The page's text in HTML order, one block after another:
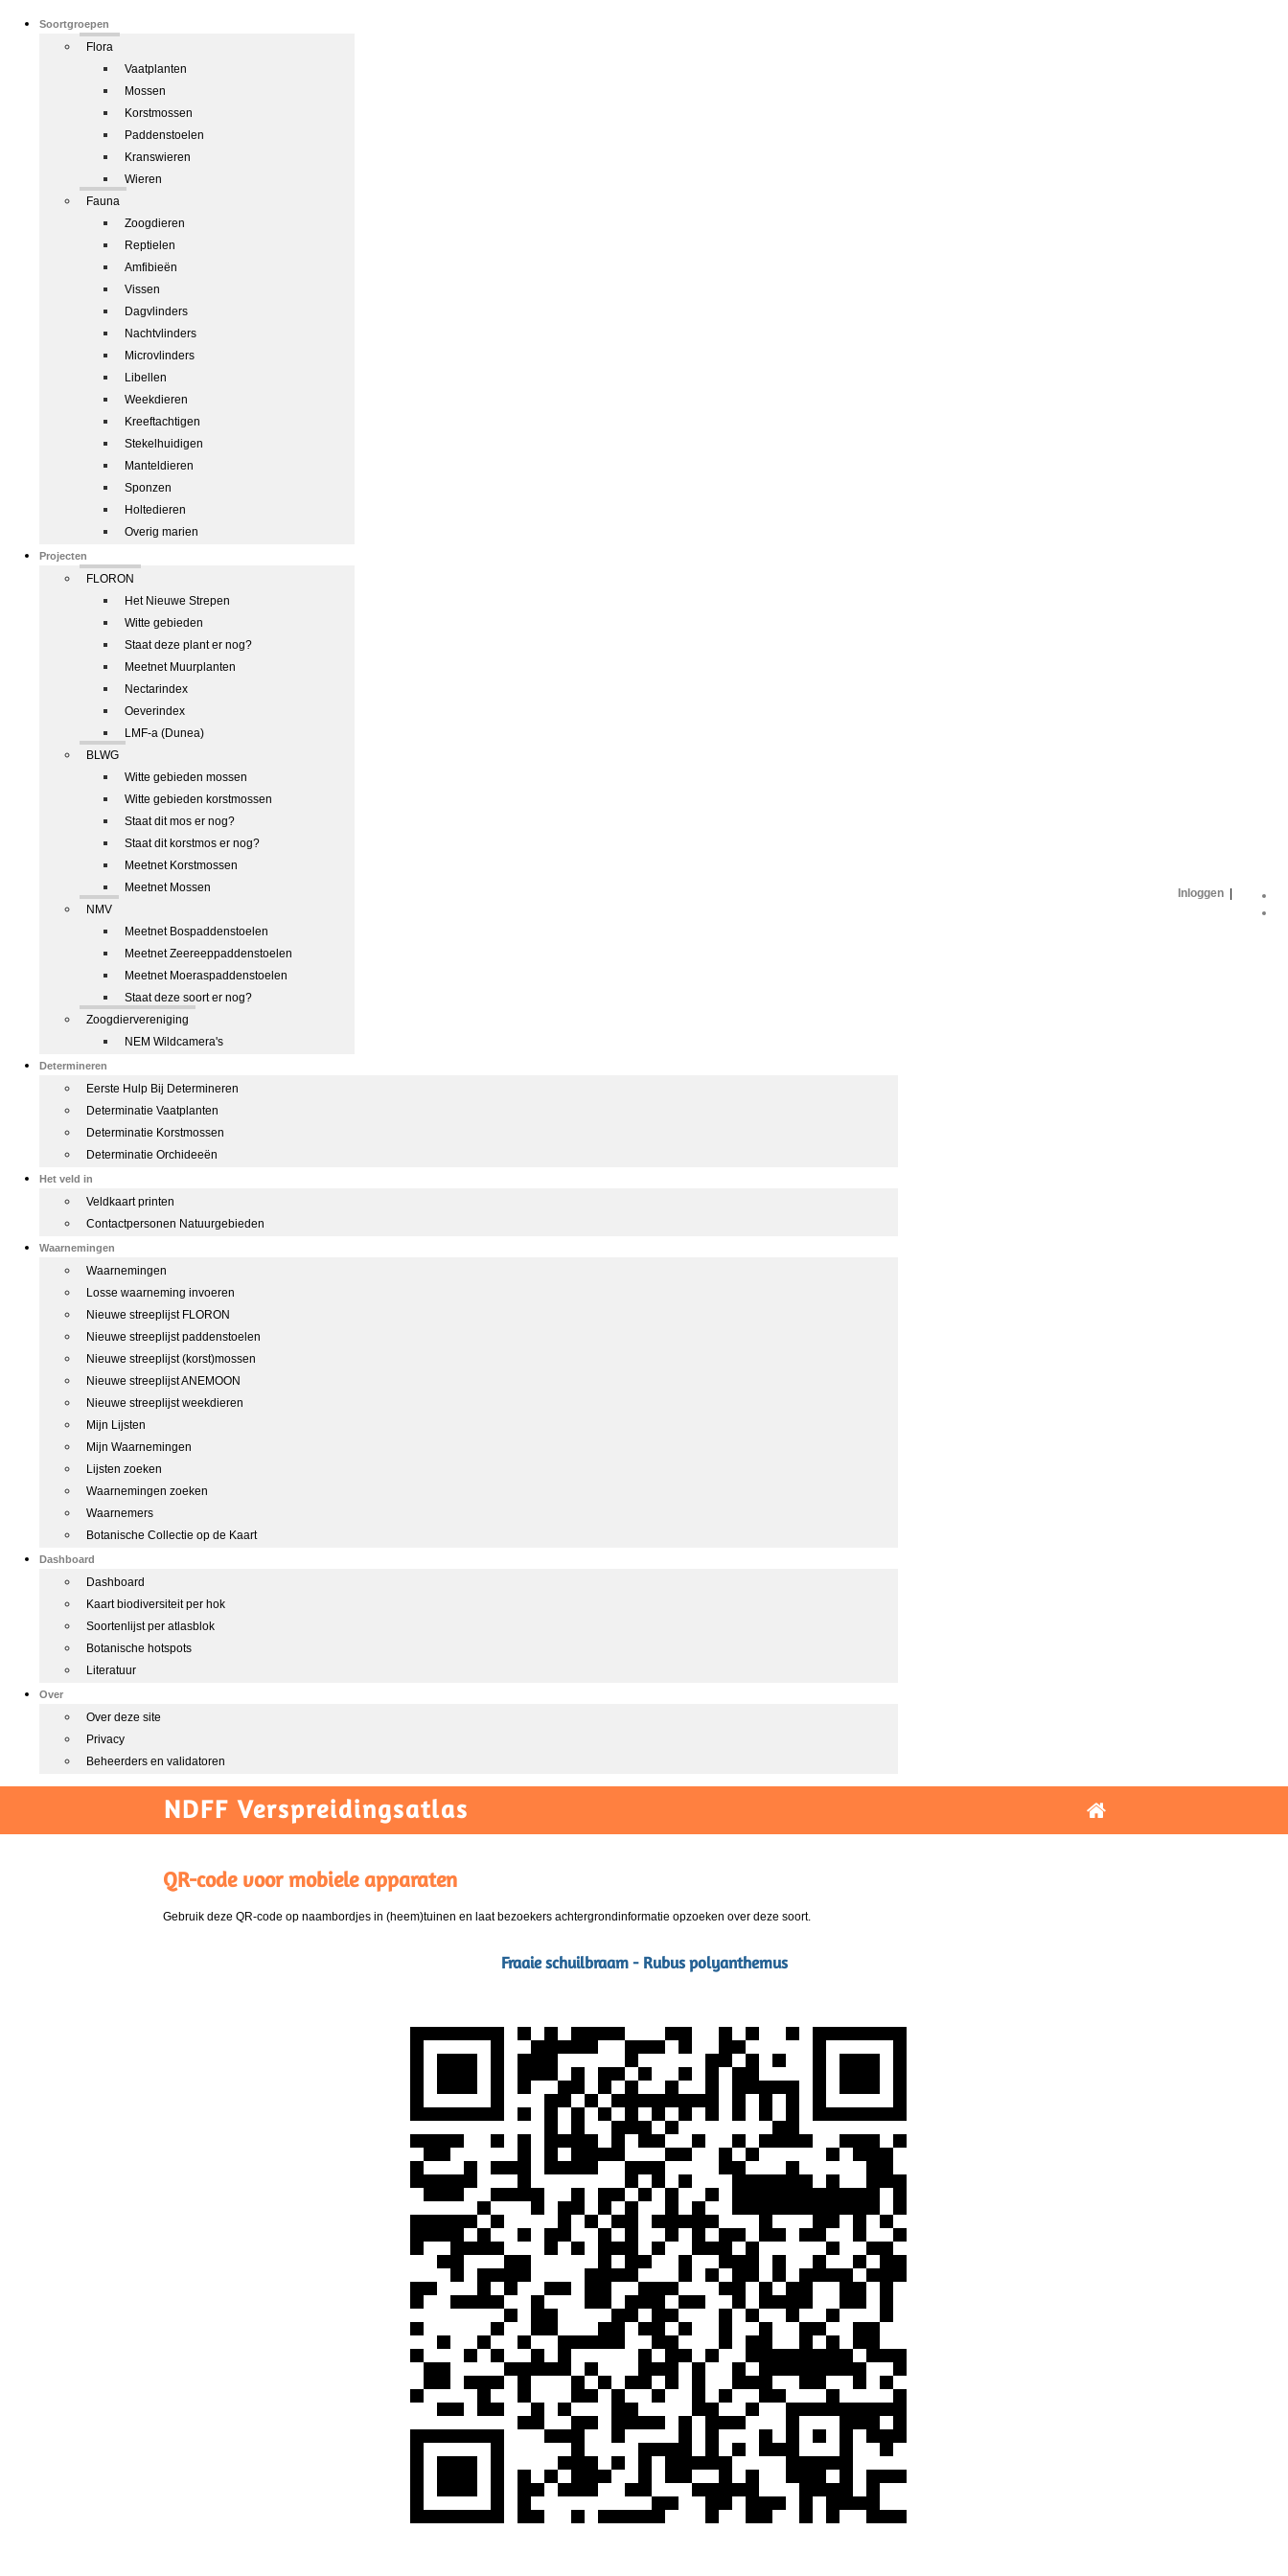
Soortgroepen
Flora
Vaatplanten
Mossen
Korstmossen
Paddenstoelen
Kranswieren
Wieren
Fauna
Zoogdieren
Reptielen
Amfibieën
Vissen
Dagvlinders
Nachtvlinders
Microvlinders
Libellen
Weekdieren
Kreeftachtigen
Stekelhuidigen
Manteldieren
Sponzen
Holtedieren
Overig marien
Projecten
FLORON
Het Nieuwe Strepen
Witte gebieden
Staat deze plant er nog?
Meetnet Muurplanten
Nectarindex
Oeverindex
LMF-a (Dunea)
BLWG
Witte gebieden mossen
Witte gebieden korstmossen
Staat dit mos er nog?
Staat dit korstmos er nog?
Meetnet Korstmossen
Meetnet Mossen
NMV
Meetnet Bospaddenstoelen
Meetnet Zeereeppaddenstoelen
Meetnet Moeraspaddenstoelen
Staat deze soort er nog?
Zoogdiervereniging
NEM Wildcamera's
Determineren
Eerste Hulp Bij Determineren
Determinatie Vaatplanten
Determinatie Korstmossen
Determinatie Orchideeën
Het veld in
Veldkaart printen
Contactpersonen Natuurgebieden
Waarnemingen
Waarnemingen
Losse waarneming invoeren
Nieuwe streeplijst FLORON
Nieuwe streeplijst paddenstoelen
Nieuwe streeplijst (korst)mossen
Nieuwe streeplijst ANEMOON
Nieuwe streeplijst weekdieren
Mijn Lijsten
Mijn Waarnemingen
Lijsten zoeken
Waarnemingen zoeken
Waarnemers
Botanische Collectie op de Kaart
Dashboard
Dashboard
Kaart biodiversiteit per hok
Soortenlijst per atlasblok
Botanische hotspots
Literatuur
Over
Over deze site
Privacy
Beheerders en validatoren
Inloggen
NDFF Verspreidingsatlas
QR-code voor mobiele apparaten
Gebruik deze QR-code op naambordjes in (heem)tuinen en laat bezoekers achtergrondinformatie opzoeken over deze soort.
Fraaie schuilbraam - Rubus polyanthemus